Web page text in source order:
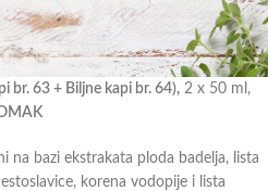
br. 63 + Biljne kapi br. 64), 2 x 50 ml,
na bazi ekstrakata ploda badelja, lista
korena vodopije i lista